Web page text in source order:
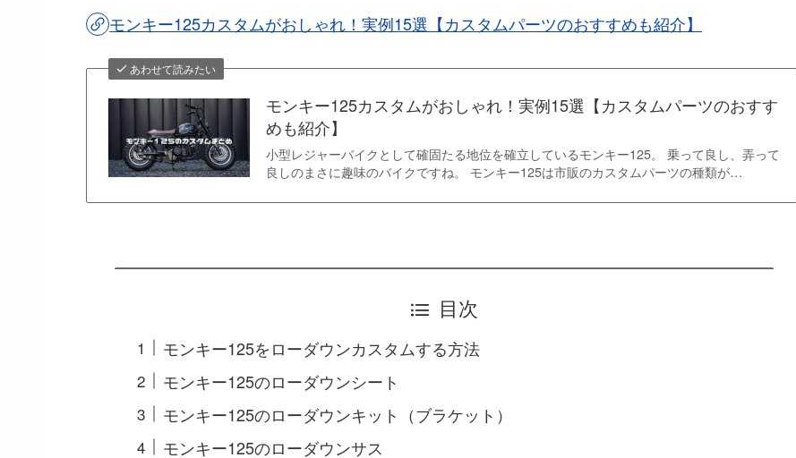
モンキー125カスタムがおしゃれ！実例15選【カスタムパーツのおすすめも紹介】
あわせて読みたい
モンキー125カスタムがおしゃれ！実例15選【カスタムパーツのおすす
めも紹介】
小型レジャーバイクとして確固たる地位を確立しているモンキー125。 乗って良し、弄って
良しのまさに趣味のバイクですね。 モンキー125は市販のカスタムパーツの種類が…
目次
モンキー125をローダウンカスタムする方法
モンキー125のローダウンシート
モンキー125のローダウンキット（ブラケット）
モンキー125のローダウンサス